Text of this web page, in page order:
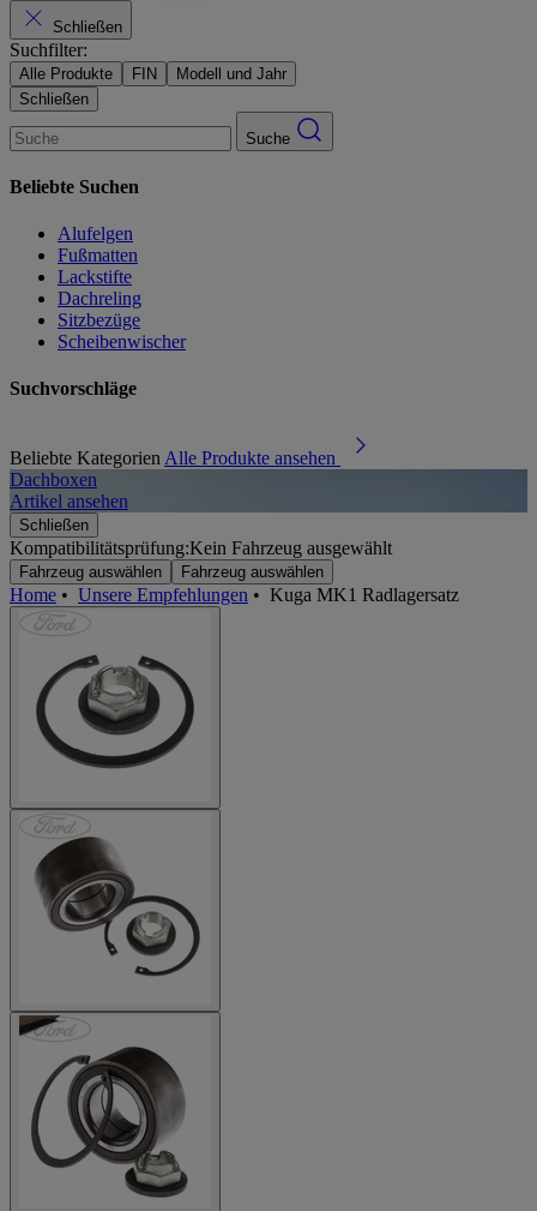
Schließen
Suchfilter:
Alle Produkte FIN
Modell und Jahr
Schließen
Suche
Beliebte Suchen
Alufelgen
Fußmatten
Lackstifte
Dachreling
Sitzbezüge
Scheibenwischer
Suchvorschläge
Beliebte Kategorien Alle Produkte ansehen
Dachboxen
Artikel ansehen
Schließen
Kompatibilitätsprüfung:Kein Fahrzeug ausgewählt
Fahrzeug auswählen Fahrzeug auswählen
Home • Unsere Empfehlungen • Kuga MK1 Radlagersatz